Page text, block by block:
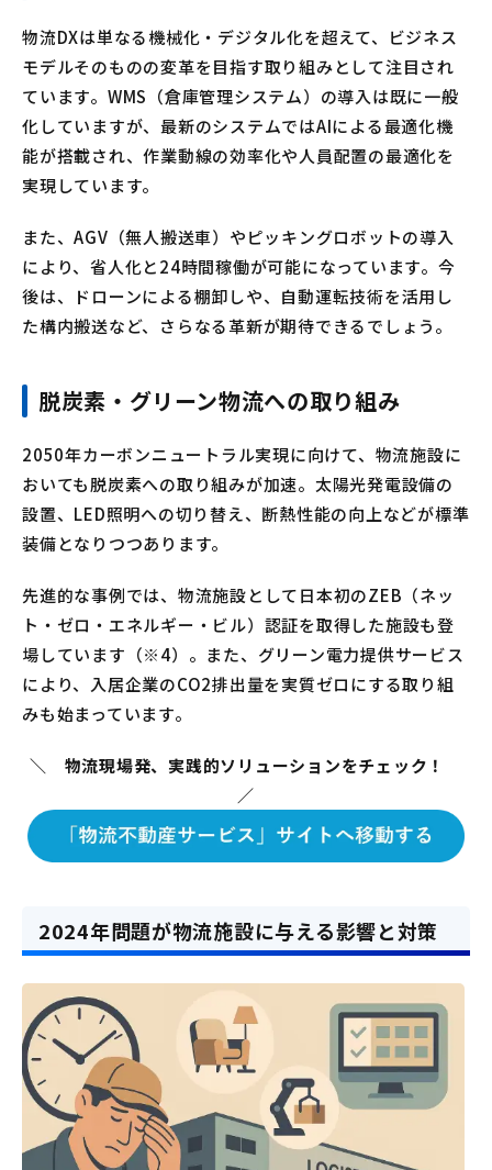
物流DXは単なる機械化・デジタル化を超えて、ビジネス
モデルそのものの変革を目指す取り組みとして注目され
ています。WMS（倉庫管理システム）の導入は既に一般
化していますが、最新のシステムではAIによる最適化機
能が搭載され、作業動線の効率化や人員配置の最適化を
実現しています。
また、AGV（無人搬送車）やピッキングロボットの導入
により、省人化と24時間稼働が可能になっています。今
後は、ドローンによる棚卸しや、自動運転技術を活用し
た構内搬送など、さらなる革新が期待できるでしょう。
脱炭素・グリーン物流への取り組み
2050年カーボンニュートラル実現に向けて、物流施設に
おいても脱炭素への取り組みが加速。太陽光発電設備の
設置、LED照明への切り替え、断熱性能の向上などが標準
装備となりつつあります。
先進的な事例では、物流施設として日本初のZEB（ネッ
ト・ゼロ・エネルギー・ビル）認証を取得した施設も登
場しています（※4）。また、グリーン電力提供サービス
により、入居企業のCO2排出量を実質ゼロにする取り組
みも始まっています。
＼ 物流現場発、実践的ソリューションをチェック！
／
2024年問題が物流施設に与える影響と対策